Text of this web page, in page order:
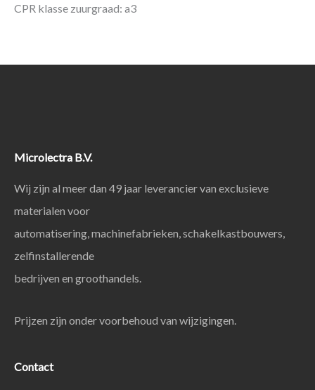
CPR klasse zuurgraad: a3
Microlectra B.V.
Wij zijn al meer dan 49 jaar leverancier van exclusieve
materialen voor
automatisering, machinefabrieken, schakelkastbouwers,
zelfinstallerende
bedrijven en groothandels.
Prijzen zijn onder voorbehoud van wijzigingen.
Contact